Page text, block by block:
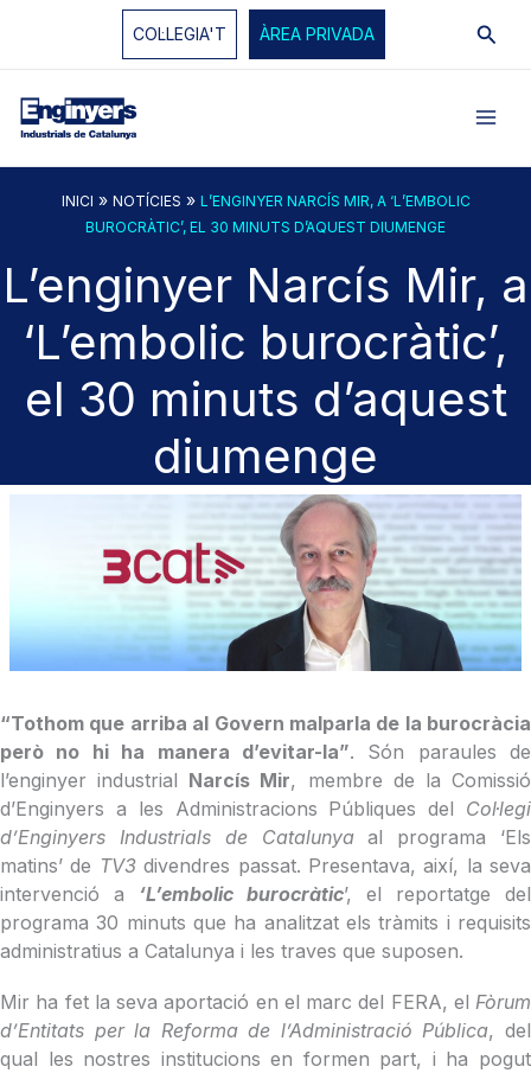
COL·LEGIA'T ÀREA PRIVADA
INICI » NOTÍCIES » L’ENGINYER NARCÍS MIR, A ‘L’EMBOLIC
BUROCRÀTIC’, EL 30 MINUTS D’AQUEST DIUMENGE
L’enginyer Narcís Mir, a
‘L’embolic burocràtic’,
el 30 minuts d’aquest
diumenge
“Tothom que arriba al Govern malparla de la burocràcia
però no hi ha manera d’evitar-la”. Són paraules de
l’enginyer industrial Narcís Mir, membre de la Comissió
d’Enginyers a les Administracions Públiques del Col·legi
d’Enginyers Industrials de Catalunyaal programa ‘Els
matins’ de TV3divendres passat. Presentava, així, la seva
intervenció a ‘L’embolic burocràtic’, el reportatge del
programa 30 minuts que ha analitzat els tràmits i requisits
administratius a Catalunya i les traves que suposen.
Mir ha fet la seva aportació en el marc del FERA, el Fòrum
d’Entitats per la Reforma de l’Administració Pública, del
qual les nostres institucions en formen part, i ha pogut